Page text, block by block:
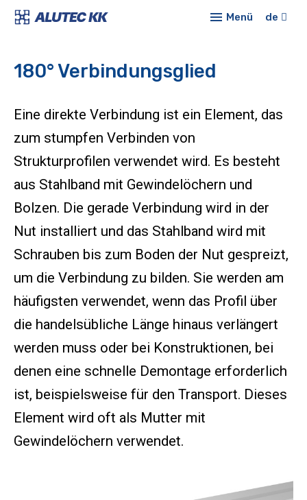
Menü
und
de
180° Verbindungsglied
Eine direkte Verbindung ist ein Element, das
zum stumpfen Verbinden von
Strukturprofilen verwendet wird. Es besteht
aus Stahlband mit Gewindelöchern und
Bolzen. Die gerade Verbindung wird in der
Nut installiert und das Stahlband wird mit
Schrauben bis zum Boden der Nut gespreizt,
um die Verbindung zu bilden. Sie werden am
häufigsten verwendet, wenn das Profil über
die handelsübliche Länge hinaus verlängert
werden muss oder bei Konstruktionen, bei
denen eine schnelle Demontage erforderlich
ist, beispielsweise für den Transport. Dieses
Element wird oft als Mutter mit
Gewindelöchern verwendet.